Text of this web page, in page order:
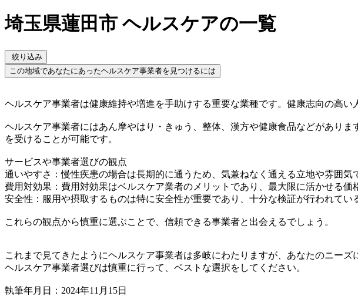
埼玉県蓮田市 ヘルスケアの一覧
絞り込み
この地域であなたにあったヘルスケア事業者を見つけるには
ヘルスケア事業者は健康維持や増進を手助けする重要な業種です。健康志向の高
ヘルスケア事業者にはあん摩やはり・きゅう、整体、漢方や健康食品などがあり
を受けることが可能です。
サービスや事業者選びの観点
通いやすさ：慢性疾患の場合は長期的に通うため、気兼ねなく通える立地や雰囲気
費用対効果：費用対効果はベルスケア業者のメリットであり、最大限に活かせる価
安全性：服用や摂取するものは特に安全性が重要であり、十分な検証が行われてい
これらの観点から慎重に選ぶことで、信頼できる事業者と出会えるでしょう。
これまで見てきたようにヘルスケア事業者は多岐にわたりますが、あなたのニーズ
ヘルスケア事業者選びは慎重に行って、ベストな選択をしてください。
執筆年月日：2024年11月15日